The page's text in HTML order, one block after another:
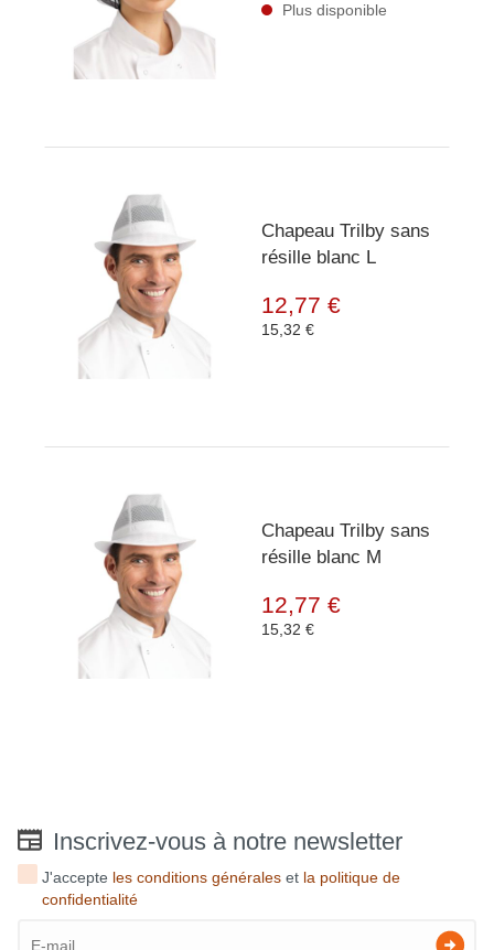
Plus disponible
Chapeau Trilby sans
résille blanc L
12,77 €
15,32 €
Chapeau Trilby sans
résille blanc M
12,77 €
15,32 €
Inscrivez-vous à notre newsletter
J'accepte les conditions générales et la politique de
confidentialité